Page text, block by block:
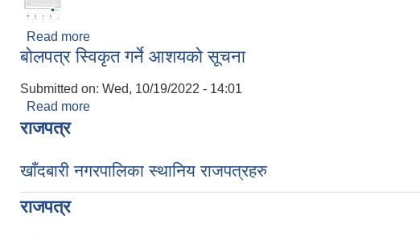
Read more
बोलपत्र स्विकृत गर्ने आशयको सूचना
Submitted on: Wed, 10/19/2022 - 14:01
Read more
राजपत्र
खाँदबारी नगरपालिका स्थानिय राजपत्रहरु
राजपत्र